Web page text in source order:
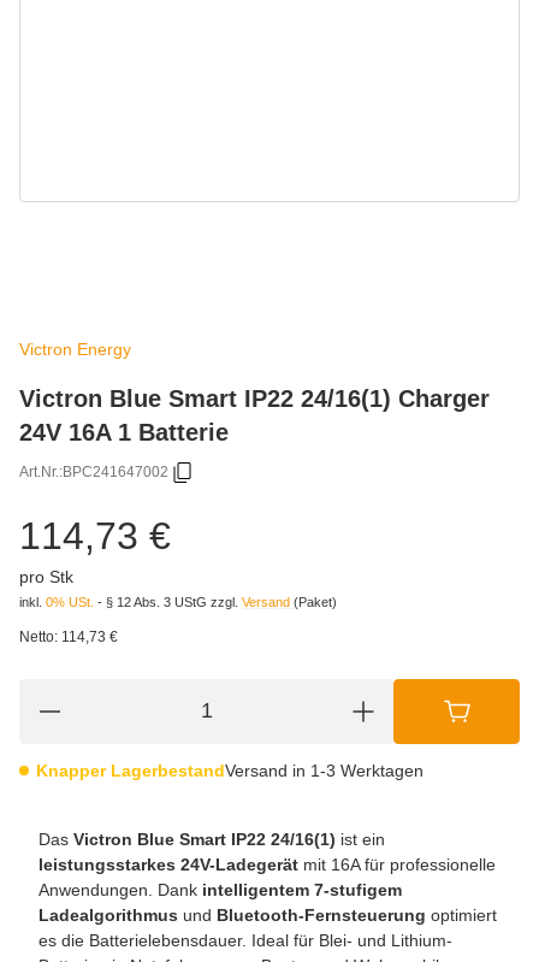
Victron Energy
Victron Blue Smart IP22 24/16(1) Charger
24V 16A 1 Batterie
Art.Nr.:BPC241647002
114,73 €
pro Stk
inkl. 0% USt. - § 12 Abs. 3 UStG zzgl. Versand (Paket)
Netto: 114,73 €
Knapper LagerbestandVersand in 1-3 Werktagen
Das Victron Blue Smart IP22 24/16(1) ist ein
leistungsstarkes 24V-Ladegerät mit 16A für professionelle
Anwendungen. Dank intelligentem 7-stufigem
Ladealgorithmus und Bluetooth-Fernsteuerung optimiert
es die Batterielebensdauer. Ideal für Blei- und Lithium-